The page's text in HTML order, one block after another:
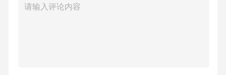
距离、传声设中间带宽为，中间频率为，中间